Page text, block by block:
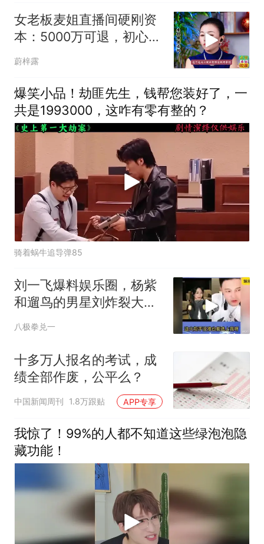
女老板麦姐直播间硬刚资
本：5000万可退，初心不
可丢！
蔚梓露
爆笑小品！劫匪先生，钱帮您装好了，一
共是1993000，这咋有零有整的？
骑着蜗牛追导弹85
刘一飞爆料娱乐圈，杨紫
和遛鸟的男星刘炸裂大
瓜！太炸裂精彩了
八极拳兑一
十多万人报名的考试，成
绩全部作废，公平么？
中国新闻周刊 1.8万跟贴 APP专享
我惊了！99%的人都不知道这些绿泡泡隐
藏功能！